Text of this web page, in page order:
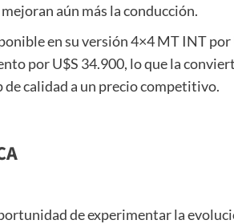
aún más la conducción.
en su versión 4×4 MT INT
por U$S 34.900, lo que la
de calidad a un precio competitivo.
de experimentar la